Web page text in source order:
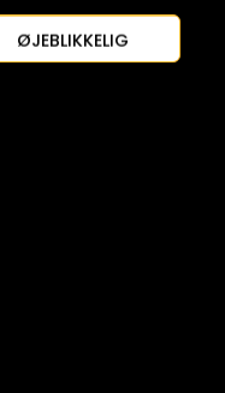
ØJEBLIKKELIG
ESTIMERING
KONTAKT OS